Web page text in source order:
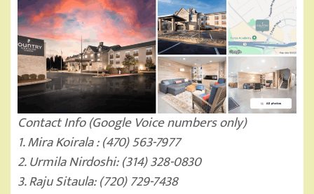
Contact Info (Google Voice numbers only)
1. Mira Koirala : (470) 563-7977
2. Urmila Nirdoshi: (314) 328-0830
3. Raju Sitaula: (720) 729-7438